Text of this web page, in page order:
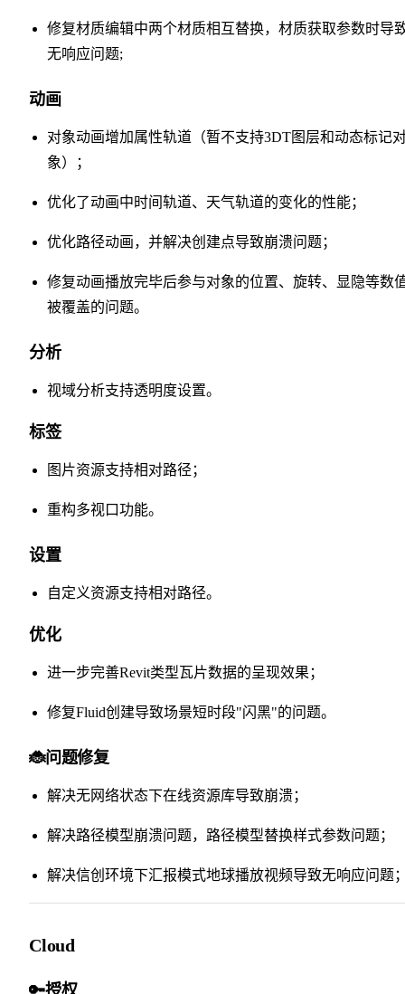
修复材质编辑中两个材质相互替换，材质获取参数时导
无响应问题;
动画
对象动画增加属性轨道（暂不支持3DT图层和动态标记
象）；
优化了动画中时间轨道、天气轨道的变化的性能；
优化路径动画，并解决创建点导致崩溃问题；
修复动画播放完毕后参与对象的位置、旋转、显隐等数
被覆盖的问题。
分析
视域分析支持透明度设置。
标签
图片资源支持相对路径；
重构多视口功能。
设置
自定义资源支持相对路径。
优化
进一步完善Revit类型瓦片数据的呈现效果；
修复Fluid创建导致场景短时段"闪黑"的问题。
🐞问题修复
解决无网络状态下在线资源库导致崩溃；
解决路径模型崩溃问题，路径模型替换样式参数问题；
解决信创环境下汇报模式地球播放视频导致无响应问题
Cloud
🔑授权